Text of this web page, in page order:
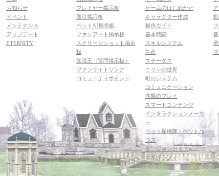
お知らせ
イベント
メンテナンス
アップデート
ETERNITY
プレイヤー掲示板
取引掲示板
ペットAI掲示板
ファンアート掲示板
スクリーンショット掲示
板
知識王（質問掲示板）
ファンサイトリンク
コミュニティポイント
ゲームのはじめかた
キャラクター作成
操作ガイド
基本戦闘
スキルシステム
生産
ステータス
エリンの世界
町のシステム
コミュニケーション
序盤のプレイ
スマートコンテンツ
インタラクションメーカ
ー
ペット探検隊・ペットハ
ウス
ダンジョンガイド
マギグラフィ